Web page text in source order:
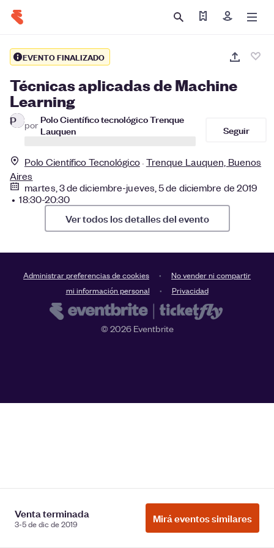
Encontrar mis
Iniciar
EVENTO FINALIZADO
Técnicas aplicadas de Machine
Learning
P por Polo Científico tecnológico Trenque
Lauquen
Seguir
Polo Científico Tecnológico Trenque Lauquen, Buenos
Aires
martes, 3 de diciembre-jueves, 5 de diciembre de 2019
• 18:30-20:30
Ver todos los detalles del evento
Venta terminada
3-5 de dic de 2019 Mirá eventos similares
Administrar preferencias de cookies
No vender ni compartir
mi información personal
Privacidad
© 2026Eventbrite